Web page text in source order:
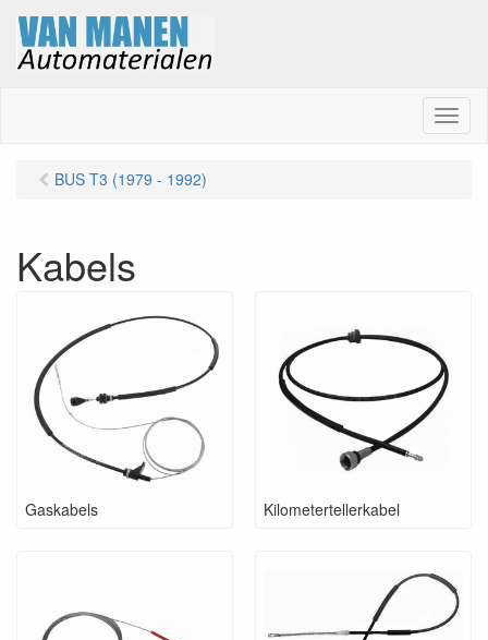
M
e
BUS T3 (1979 - 1992)
Kabels
Gaskabels Kilometertellerkabel